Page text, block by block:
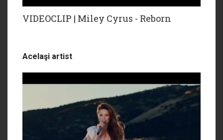
VIDEOCLIP | Miley Cyrus - Reborn
Acelaşi artist